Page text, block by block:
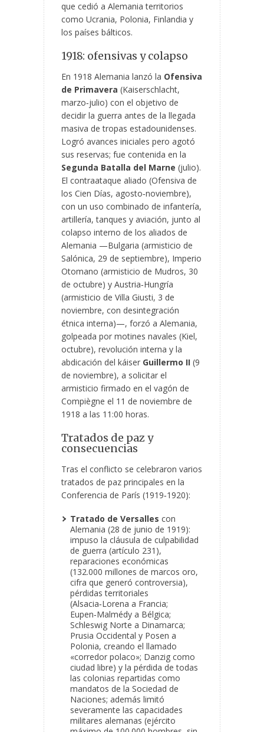
que cedió a Alemania territorios
como Ucrania, Polonia, Finlandia y
los países bálticos.
1918: ofensivas y colapso
En 1918 Alemania lanzó la Ofensiva
de Primavera (Kaiserschlacht,
marzo‑julio) con el objetivo de
decidir la guerra antes de la llegada
masiva de tropas estadounidenses.
Logró avances iniciales pero agotó
sus reservas; fue contenida en la
Segunda Batalla del Marne (julio).
El contraataque aliado (Ofensiva de
los Cien Días, agosto‑noviembre),
con un uso combinado de infantería,
artillería, tanques y aviación, junto al
colapso interno de los aliados de
Alemania —Bulgaria (armisticio de
Salónica, 29 de septiembre), Imperio
Otomano (armisticio de Mudros, 30
de octubre) y Austria‑Hungría
(armisticio de Villa Giusti, 3 de
noviembre, con desintegración
étnica interna)—, forzó a Alemania,
golpeada por motines navales (Kiel,
octubre), revolución interna y la
abdicación del káiser Guillermo II (9
de noviembre), a solicitar el
armisticio firmado en el vagón de
Compiègne el 11 de noviembre de
1918 a las 11:00 horas.
Tratados de paz y
consecuencias
Tras el conflicto se celebraron varios
tratados de paz principales en la
Conferencia de París (1919‑1920):
Tratado de Versalles con
Alemania (28 de junio de 1919):
impuso la cláusula de culpabilidad
de guerra (artículo 231),
reparaciones económicas
(132.000 millones de marcos oro,
cifra que generó controversia),
pérdidas territoriales
(Alsacia‑Lorena a Francia;
Eupen‑Malmédy a Bélgica;
Schleswig Norte a Dinamarca;
Prusia Occidental y Posen a
Polonia, creando el llamado
«corredor polaco»; Danzig como
ciudad libre) y la pérdida de todas
las colonias repartidas como
mandatos de la Sociedad de
Naciones; además limitó
severamente las capacidades
militares alemanas (ejército